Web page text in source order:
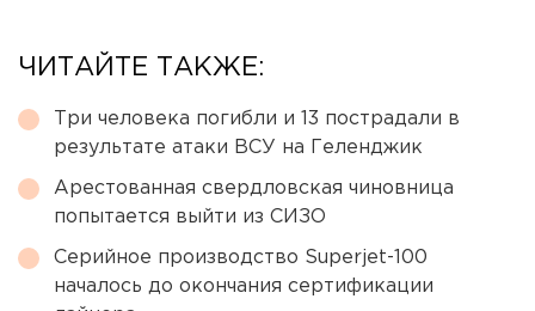
ЧИТАЙТЕ ТАКЖЕ:
Три человека погибли и 13 пострадали в
результате атаки ВСУ на Геленджик
Арестованная свердловская чиновница
попытается выйти из СИЗО
Серийное производство Superjet-100
началось до окончания сертификации